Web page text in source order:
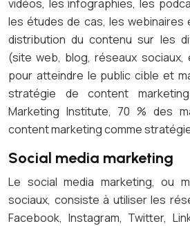
vidéos, les infographies, les
les études de cas, les webinaires
distribution du contenu sur les
(site web, blog, réseaux sociaux,
pour atteindre le public cible et
stratégie de content
Marketing Institute, 70 % des
content marketing comme
Social media marketing
Le social media marketing, ou
sociaux, consiste à utiliser les
Facebook, Instagram, Twitter,